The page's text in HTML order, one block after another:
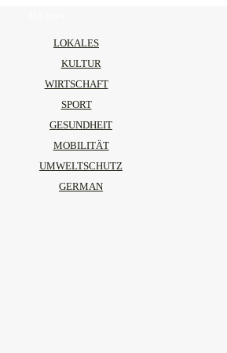
LOKALES
KULTUR
WIRTSCHAFT
SPORT
GESUNDHEIT
MOBILITÄT
UMWELTSCHUTZ
GERMAN